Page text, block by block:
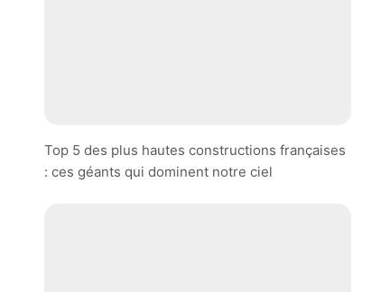
Top 5 des plus hautes constructions françaises
: ces géants qui dominent notre ciel